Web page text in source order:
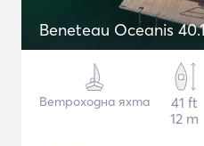
Beneteau Oceanis
Ветроходна яхта
41 ft
12 m